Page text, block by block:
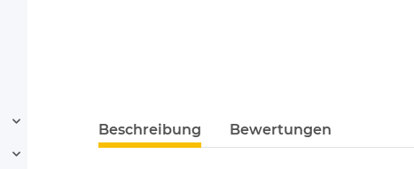
Beschreibung Bewertungen